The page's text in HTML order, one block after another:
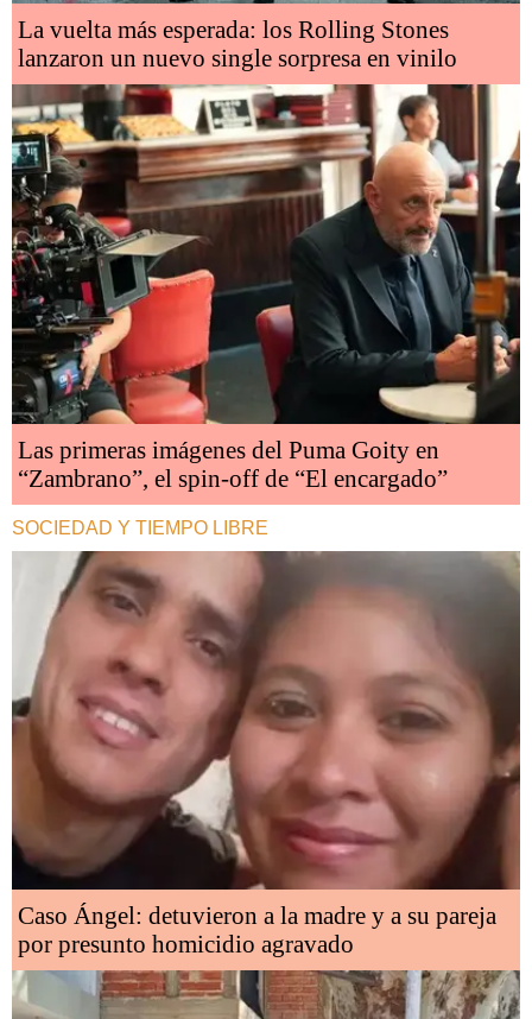
La vuelta más esperada: los Rolling Stones
lanzaron un nuevo single sorpresa en vinilo
Las primeras imágenes del Puma Goity en
“Zambrano”, el spin-off de “El encargado”
SOCIEDAD Y TIEMPO LIBRE
Caso Ángel: detuvieron a la madre y a su pareja
por presunto homicidio agravado